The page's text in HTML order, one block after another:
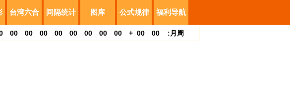
台湾六合 间隔统计 图库 公式规律 福利导航
00 00 00 00 00 00 00 00 + 00 00 : 月 周